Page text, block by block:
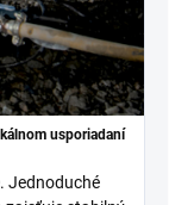
usporiadaní
Jednoduché